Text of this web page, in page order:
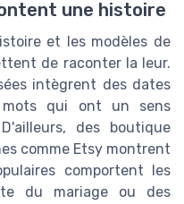
une histoire
et les modèles de
de raconter la leur.
intègrent des dates
qui ont un sens
des boutique
comme Etsy montrent
comportent les
du mariage ou des